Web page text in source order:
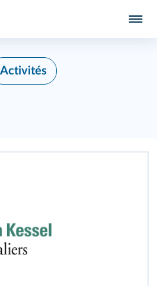
Activités